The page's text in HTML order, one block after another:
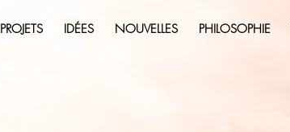
PROJETS IDÉES NOUVELLES PHILOSOPHIE